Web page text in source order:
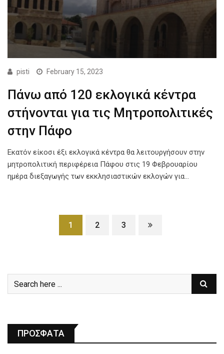
pisti February 15, 2023
Πάνω από 120 εκλογικά κέντρα
στήνονται για τις Μητροπολιτικές
στην Πάφο
Εκατόν είκοσι έξι εκλογικά κέντρα θα λειτουργήσουν στην
μητροπολιτική περιφέρεια Πάφου στις 19 Φεβρουαρίου
ημέρα διεξαγωγής των εκκλησιαστικών εκλογών για…
1 2 3
ΠΡΟΣΦΑΤΑ